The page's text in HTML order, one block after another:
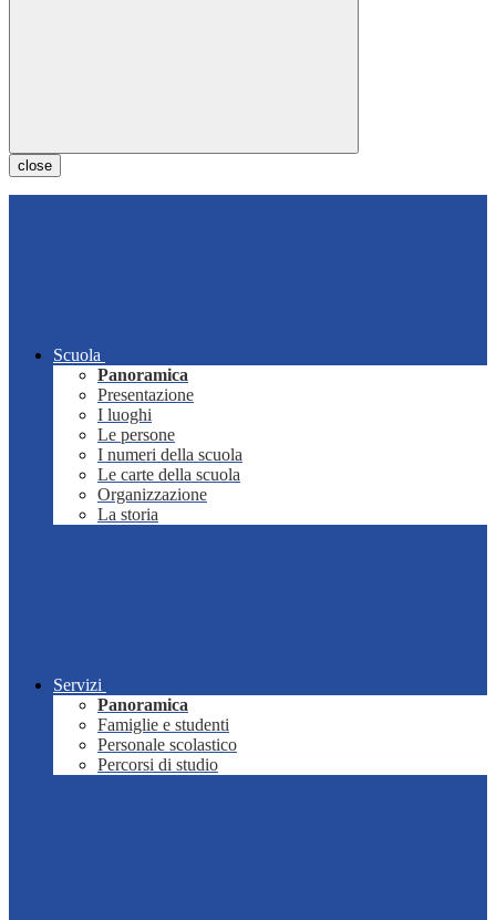
close
Scuola
Panoramica
Presentazione
I luoghi
Le persone
I numeri della scuola
Le carte della scuola
Organizzazione
La storia
Servizi
Panoramica
Famiglie e studenti
Personale scolastico
Percorsi di studio